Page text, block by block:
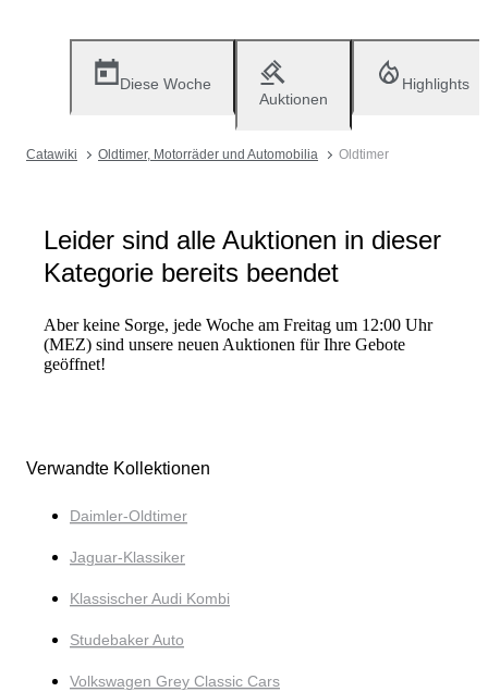
Diese Woche
Auktionen
Highlights
Catawiki Oldtimer, Motorräder und Automobilia Oldtimer
Leider sind alle Auktionen in dieser
Kategorie bereits beendet
Aber keine Sorge, jede Woche am Freitag um 12:00 Uhr
(MEZ) sind unsere neuen Auktionen für Ihre Gebote
geöffnet!
Verwandte Kollektionen
Daimler-Oldtimer
Jaguar-Klassiker
Klassischer Audi Kombi
Studebaker Auto
Volkswagen Grey Classic Cars